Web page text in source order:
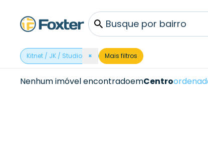
Busque por bairro
Kitnet / JK / Studio × Mais filtros
Nenhum imóvel encontradoemCentro